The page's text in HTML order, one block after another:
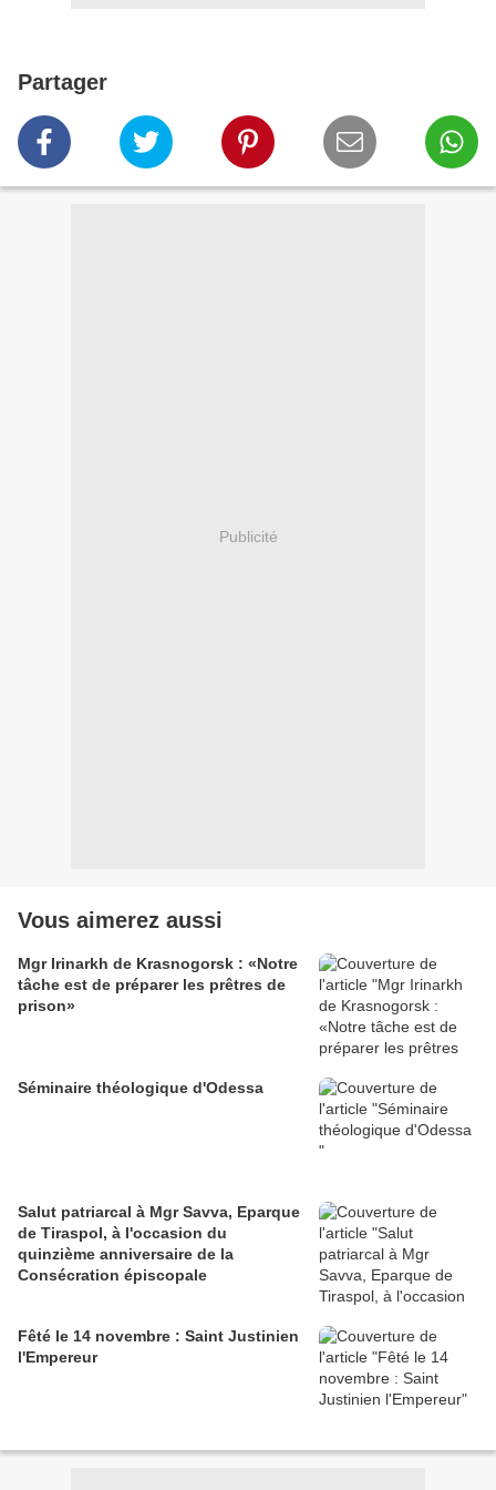
Partager
Publicité
Vous aimerez aussi
Mgr Irinarkh de Krasnogorsk : «Notre
tâche est de préparer les prêtres de
prison»
Séminaire théologique d'Odessa
Salut patriarcal à Mgr Savva, Eparque
de Tiraspol, à l'occasion du
quinzième anniversaire de la
Consécration épiscopale
Fêté le 14 novembre : Saint Justinien
l'Empereur